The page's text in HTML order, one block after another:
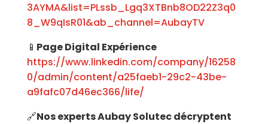
3AYMA&list=PLssb_Lgq3XTBnb8OD22Z3q0
8_W9qIsR01&ab_channel=AubayTV
📱 Page Digital Expérience
https://www.linkedin.com/company/16258
0/admin/content/a25faeb1-29c2-43be-
a9fafc07d46ec366/life/
🔗Nos experts Aubay Solutec décryptent